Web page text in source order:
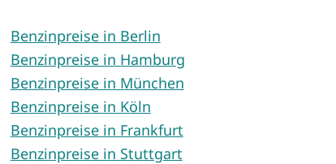
Benzinpreise in Berlin
Benzinpreise in Hamburg
Benzinpreise in München
Benzinpreise in Köln
Benzinpreise in Frankfurt
Benzinpreise in Stuttgart